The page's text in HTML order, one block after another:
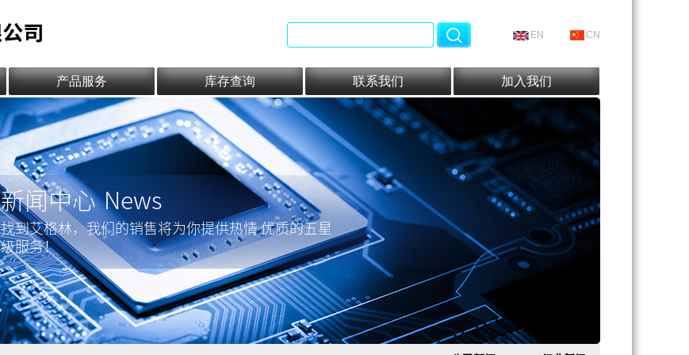
EN CN
产品服务 库存查询 联系我们 加入我们
新闻中心 News
找到艾格林，我们的销售将为你提供热情 优质的五星
级服务！